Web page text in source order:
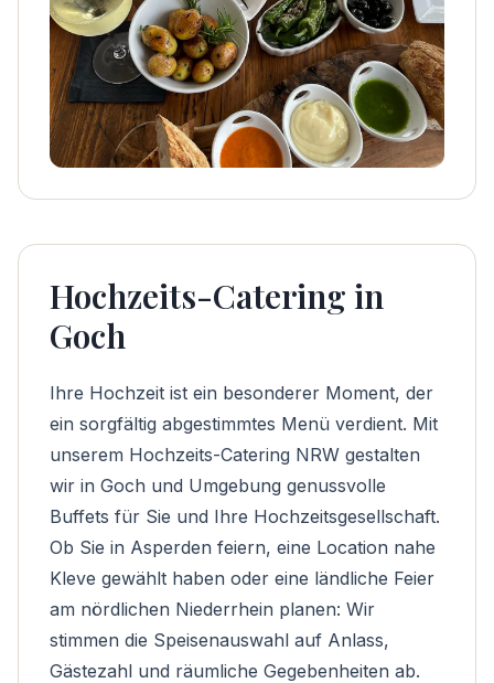
Hochzeits-Catering in
Goch
Ihre Hochzeit ist ein besonderer Moment, der
ein sorgfältig abgestimmtes Menü verdient. Mit
unserem Hochzeits-Catering NRW gestalten
wir in Goch und Umgebung genussvolle
Buffets für Sie und Ihre Hochzeitsgesellschaft.
Ob Sie in Asperden feiern, eine Location nahe
Kleve gewählt haben oder eine ländliche Feier
am nördlichen Niederrhein planen: Wir
stimmen die Speisenauswahl auf Anlass,
Gästezahl und räumliche Gegebenheiten ab.